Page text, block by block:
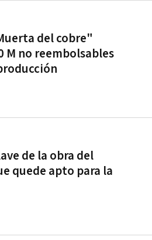
del cobre"
M no reembolsables
de la obra del
quede apto para la